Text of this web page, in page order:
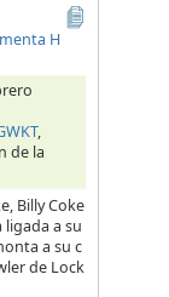
H
,
de la
Billy Coke
a su
a su c
de Lock